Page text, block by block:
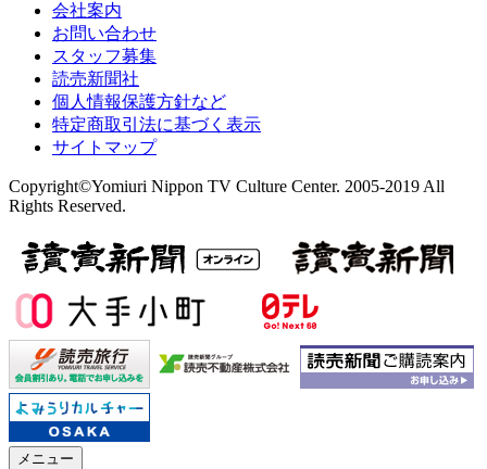
会社案内
お問い合わせ
スタッフ募集
読売新聞社
個人情報保護方針など
特定商取引法に基づく表示
サイトマップ
Copyright©Yomiuri Nippon TV Culture Center. 2005-2019 All
Rights Reserved.
メニュー